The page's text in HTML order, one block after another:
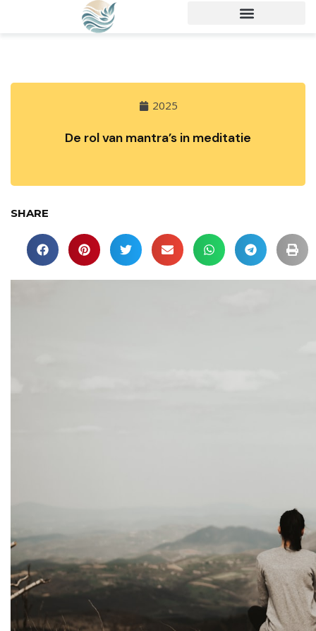
2025
De rol van mantra’s in meditatie
SHARE